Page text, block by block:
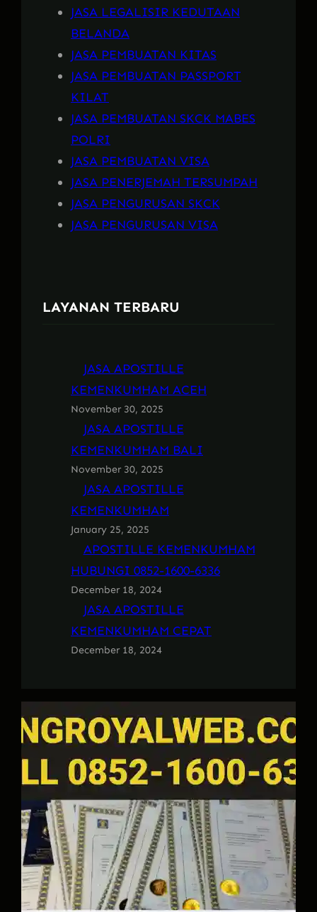
JASA LEGALISIR KEDUTAAN
BELANDA
JASA PEMBUATAN KITAS
JASA PEMBUATAN PASSPORT
KILAT
JASA PEMBUATAN SKCK MABES
POLRI
JASA PEMBUATAN VISA
JASA PENERJEMAH TERSUMPAH
JASA PENGURUSAN SKCK
JASA PENGURUSAN VISA
LAYANAN TERBARU
JASA APOSTILLE
KEMENKUMHAM ACEH
November 30, 2025
JASA APOSTILLE
KEMENKUMHAM BALI
November 30, 2025
JASA APOSTILLE
KEMENKUMHAM
January 25, 2025
APOSTILLE KEMENKUMHAM
HUBUNGI 0852-1600-6336
December 18, 2024
JASA APOSTILLE
KEMENKUMHAM CEPAT
December 18, 2024